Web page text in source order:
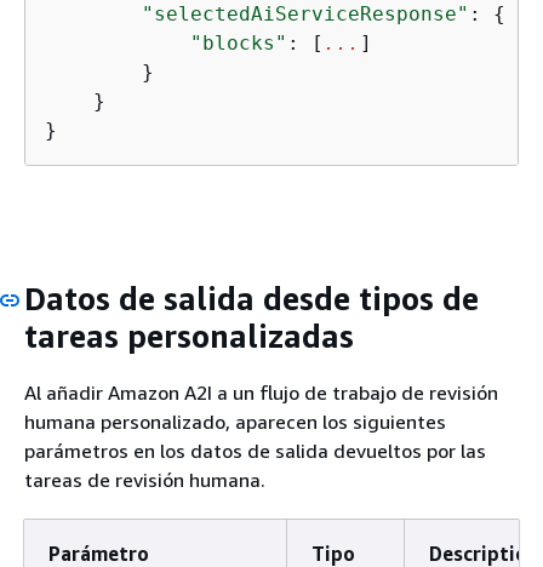
"selectedAiServiceResponse" : {
"blocks" : [ ... ]
        }
    }
}
Datos de salida desde tipos de
tareas personalizadas
Al añadir Amazon A2I a un flujo de trabajo de revisión
humana personalizado, aparecen los siguientes
parámetros en los datos de salida devueltos por las
tareas de revisión humana.
Parámetro
Tipo
Description